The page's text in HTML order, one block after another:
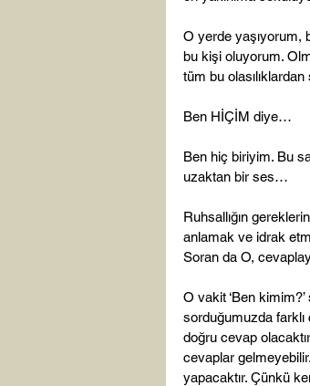
O yerde yaşıyorum,
bu kişi oluyorum.
tüm bu olasılıklardan
Ben HİÇİM diye…
Ben hiç biriyim. Bu
uzaktan bir ses…
Ruhsallığın
anlamak ve idrak
Soran da O,
O vakit ‘Ben
sorduğumuzda
doğru cevap
cevaplar
yapacaktır. Çünkü